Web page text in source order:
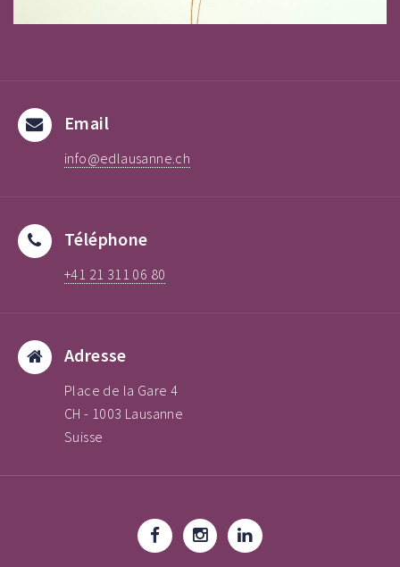
Email
info@edlausanne.ch
Téléphone
+41 21 311 06 80
Adresse
Place de la Gare 4
CH - 1003 Lausanne
Suisse